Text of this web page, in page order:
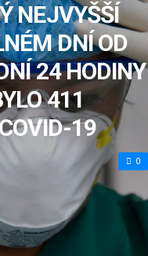
NEJVYŠŠÍ
DNÍ OD
24 HODINY
411
19
0